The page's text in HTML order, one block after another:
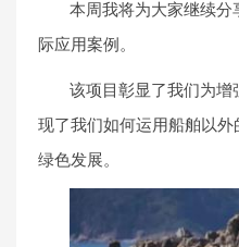
本周我将为大家继续
际应用案例。
该项目彰显了我们为
现了我们如何运用船舶以
绿色发展。